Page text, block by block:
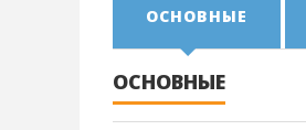
ОСНОВНЫЕ
ОСНОВНЫЕ